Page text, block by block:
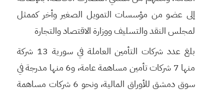
إلى عضو من مؤسسات التمويل الصغير وأخر كممثل
لمجلس النقد والتسليف ووزارة الاقتصاد والتجارة
بلغ عدد شركات التأمين العاملة في سورية 13 شركة
منها 7 شركات تأمين مساهمة عامة، و6 منها مدرجة في
سوق دمشق للأوراق المالية، ونحو 6 شركات مساهمة